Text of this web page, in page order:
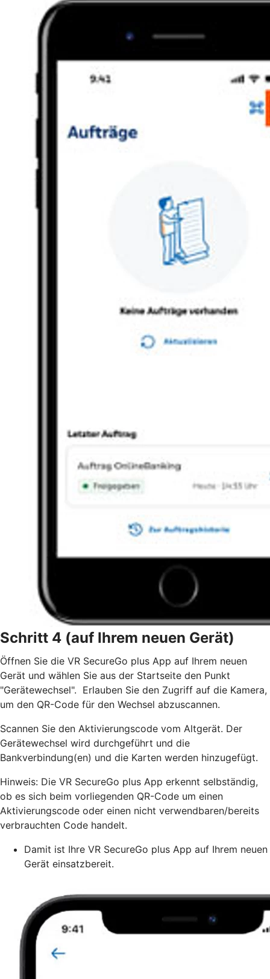
Schritt 4 (auf Ihrem neuen Gerät)
Öffnen Sie die VR SecureGo plus App auf Ihrem neuen
Gerät und wählen Sie aus der Startseite den Punkt
"Gerätewechsel". Erlauben Sie den Zugriff auf die Kamera,
um den QR-Code für den Wechsel abzuscannen.
Scannen Sie den Aktivierungscode vom Altgerät. Der
Gerätewechsel wird durchgeführt und die
Bankverbindung(en) und die Karten werden hinzugefügt.
Hinweis: Die VR SecureGo plus App erkennt selbständig,
ob es sich beim vorliegenden QR-Code um einen
Aktivierungscode oder einen nicht verwendbaren/bereits
verbrauchten Code handelt.
Damit ist Ihre VR SecureGo plus App auf Ihrem neuen
Gerät einsatzbereit.